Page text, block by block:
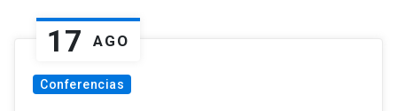
17 AGO
Conferencias